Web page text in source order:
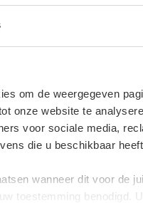
om de weergegeven
onze website te
voor sociale media,
die u beschikbaar
wanneer dit voor de
toestemming benodigd.